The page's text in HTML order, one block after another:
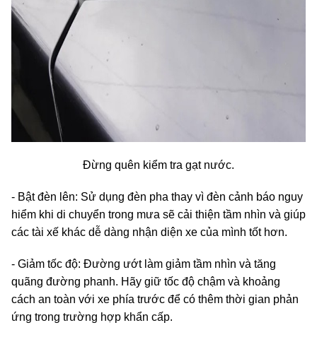
Đừng quên kiểm tra gạt nước.
- Bật đèn lên: Sử dụng đèn pha thay vì đèn cảnh báo nguy
hiểm khi di chuyển trong mưa sẽ cải thiện tầm nhìn và giúp
các tài xế khác dễ dàng nhận diện xe của mình tốt hơn.
- Giảm tốc độ: Đường ướt làm giảm tầm nhìn và tăng
quãng đường phanh. Hãy giữ tốc độ chậm và khoảng
cách an toàn với xe phía trước để có thêm thời gian phản
ứng trong trường hợp khẩn cấp.